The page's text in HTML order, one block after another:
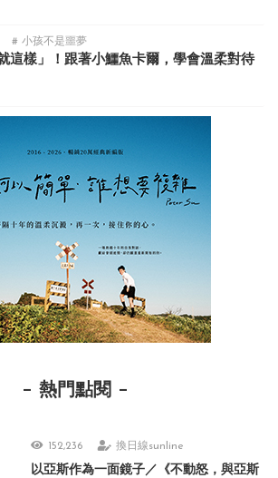
# 小孩不是噩夢
這樣」！跟著小鱷魚卡爾，學會溫柔對待
熱門點閱
152,236 換日線sunline
以亞斯作為一面鏡子／《不動怒，與亞斯